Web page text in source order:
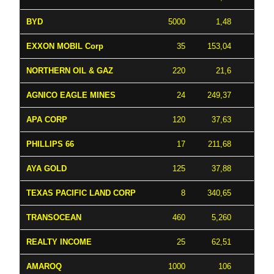
BYD 5000 1,48
EXXON MOBIL Corp 35 153,04
NORTHERN OIL & GAZ 220 21,6
AGNICO EAGLE MINES 24 249,37
APA CORP 120 37,63
PHILLIPS 66 17 211,68
AYA GOLD 125 37,88
TEXAS PACIFIC LAND CORP 8 340,65
TRANSOCEAN 460 5,260
REALTY INCOME 25 62,51
AMAROQ 1000 106